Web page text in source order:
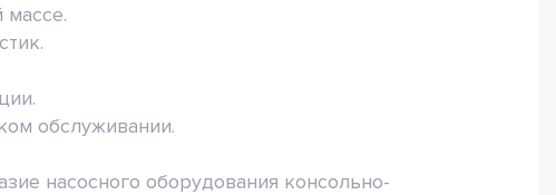
массе.
обслуживании.
насосного оборудования консольно-